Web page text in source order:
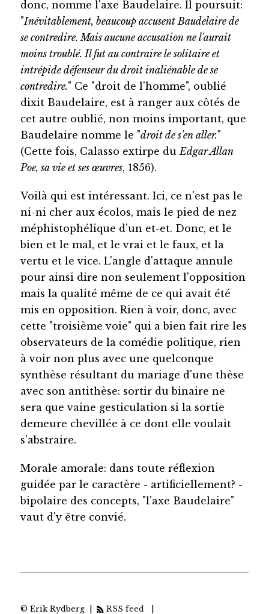
donc, nomme l'axe Baudelaire. Il poursuit:
"Inévitablement, beaucoup accusent Baudelaire de
se contredire. Mais aucune accusation ne l'aurait
moins troublé. Il fut au contraire le solitaire et
intrépide défenseur du droit inaliénable de se
contredire." Ce "droit de l'homme", oublié
dixit Baudelaire, est à ranger aux côtés de
cet autre oublié, non moins important, que
Baudelaire nomme le "droit de s'en aller."
(Cette fois, Calasso extirpe du Edgar Allan
Poe, sa vie et ses œuvres, 1856).
Voilà qui est intéressant. Ici, ce n'est pas le
ni-ni cher aux écolos, mais le pied de nez
méphistophélique d'un et-et. Donc, et le
bien et le mal, et le vrai et le faux, et la
vertu et le vice. L'angle d'attaque annule
pour ainsi dire non seulement l'opposition
mais la qualité même de ce qui avait été
mis en opposition. Rien à voir, donc, avec
cette "troisième voie" qui a bien fait rire les
observateurs de la comédie politique, rien
à voir non plus avec une quelconque
synthèse résultant du mariage d'une thèse
avec son antithèse: sortir du binaire ne
sera que vaine gesticulation si la sortie
demeure chevillée à ce dont elle voulait
s'abstraire.
Morale amorale: dans toute réflexion
guidée par le caractère - artificiellement? -
bipolaire des concepts, "l'axe Baudelaire"
vaut d'y être convié.
© Erik Rydberg | RSS feed